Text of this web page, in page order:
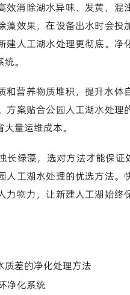
效消除湖水异味、发黄、
藻效果，在设备出水时会
建人工湖水处理更彻底。
。
和营养物质堆积，提升水
方案贴合公园人工湖水处
量运维成本。
长绿藻，选对方法才能保
人工湖水处理的优选方法
力物力，让新建人工湖始
质差的净化处理方法
净化系统